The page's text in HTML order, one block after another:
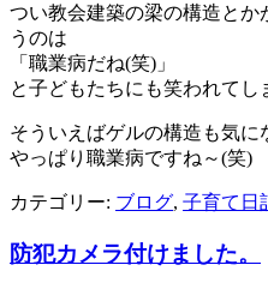
つい教会建築の梁の構造とか
うのは
「職業病だね(笑)」
と子どもたちにも笑われてし
そういえばゲルの構造も気に
やっぱり職業病ですね～(笑)
カテゴリー: ブログ, 子育て日
防犯カメラ付けました。